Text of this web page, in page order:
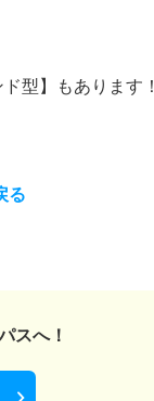
型】もあります！
る
スへ！